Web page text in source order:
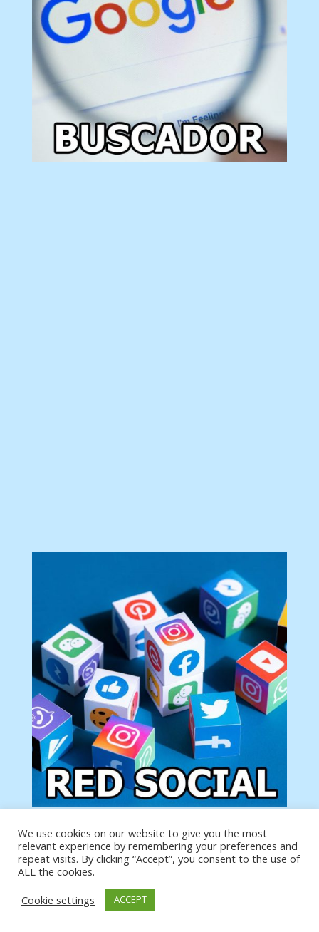
Tu anuncio va aquí
Podemos poner tu anuncio aquí con un link de tu
producto o página
We use cookies on our website to give you the most
relevant experience by remembering your preferences and
repeat visits. By clicking “Accept”, you consent to the use of
ALL the cookies.
Cookie settings
ACCEPT
https://analytics.google.com/analytics/web/?